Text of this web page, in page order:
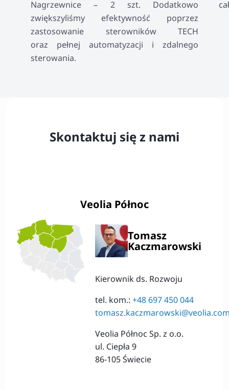
Nagrzewnice – 2 szt. Dodatkowo
zwiększyliśmy efektywność poprzez
zastosowanie sterowników TECH
oraz pełnej automatyzacji i zdalnego
sterowania.
Skontaktuj się z nami
Veolia Północ
Tomasz
Kaczmarowski
Kierownik ds. Rozwoju
tel. kom.: +48 697 450 044
Veolia Północ Sp. z o.o.
ul. Ciepła 9
86-105 Świecie